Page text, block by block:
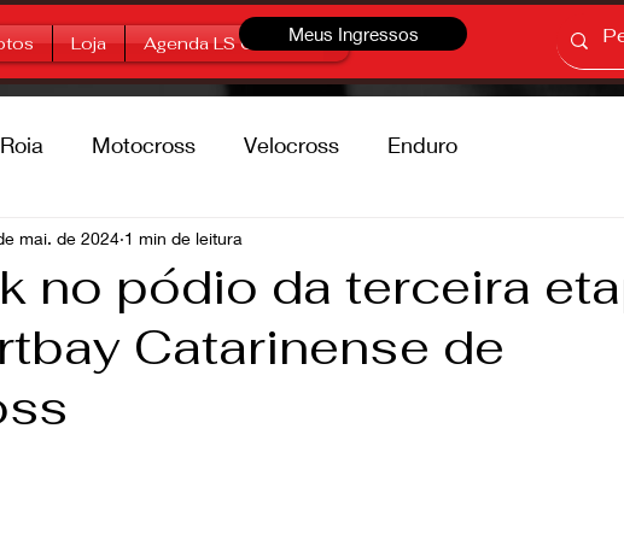
Loja Agenda LS OffroadMeus Ingressos
Motocross Velocross Enduro
Marcas
no pódio da terceira
Catarinense de
mai. de 2024 1 min de leitura